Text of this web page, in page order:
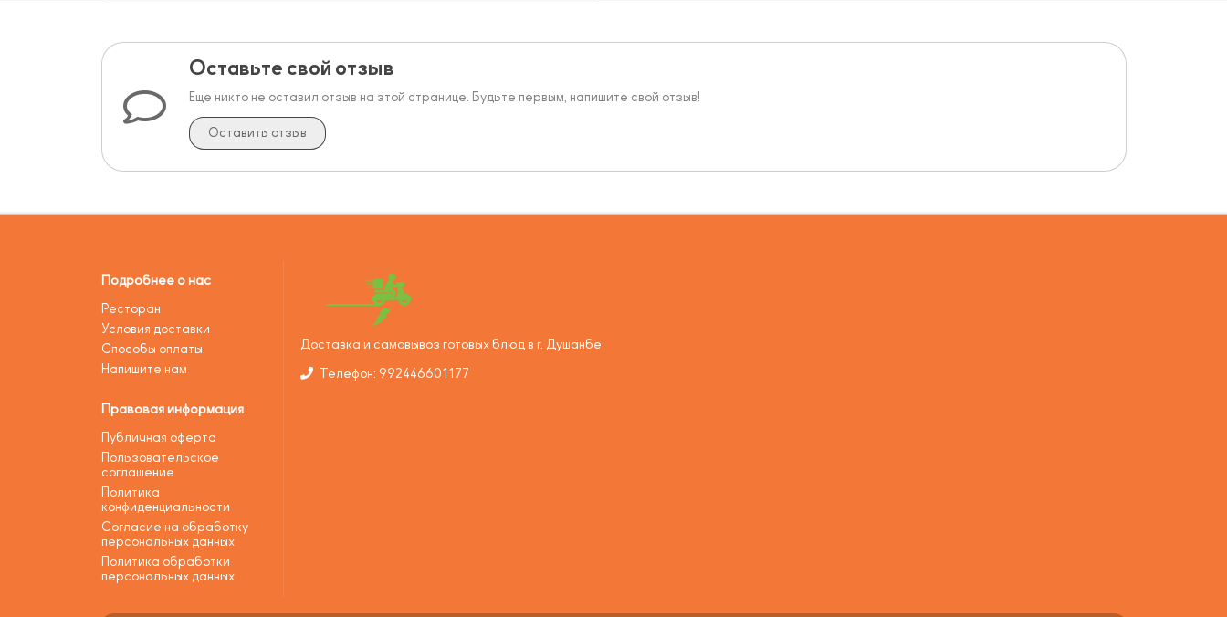
Оставьте свой отзыв
Еще никто не оставил отзыв на этой странице. Будьте первым, напишите свой отзыв!
Оставить отзыв
Подробнее о нас
Ресторан
Условия доставки
Способы оплаты
Напишите нам
Правовая информация
Публичная оферта
Пользовательское
соглашение
Политика
конфиденциальности
Согласие на обработку
персональных данных
Политика обработки
персональных данных
Доставка и самовывоз готовых блюд в г. Душанбе
Телефон: 992446601177